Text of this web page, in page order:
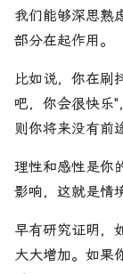
我们能够深思熟
部分在起作用。
比如说，你在刷
吧，你会很快乐
则你将来没有前
理性和感性是你
影响，这就是情
早有研究证明，
大大增加。如果